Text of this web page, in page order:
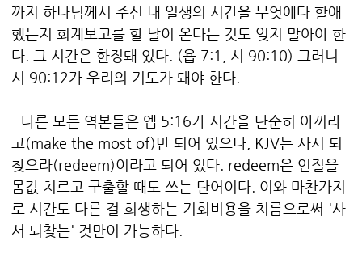
까지 하나님께서 주신 내 일생의 시간을 무엇에다 할애
했는지 회계보고를 할 날이 온다는 것도 잊지 말아야 한
다. 그 시간은 한정돼 있다. (욥 7:1, 시 90:10) 그러니
시 90:12가 우리의 기도가 돼야 한다.
- 다른 모든 역본들은 엡 5:16가 시간을 단순히 아끼라
고(make the most of)만 되어 있으나, KJV는 사서 되
찾으라(redeem)이라고 되어 있다. redeem은 인질을
몸값 치르고 구출할 때도 쓰는 단어이다. 이와 마찬가지
로 시간도 다른 걸 희생하는 기회비용을 치름으로써 '사
서 되찾는' 것만이 가능하다.